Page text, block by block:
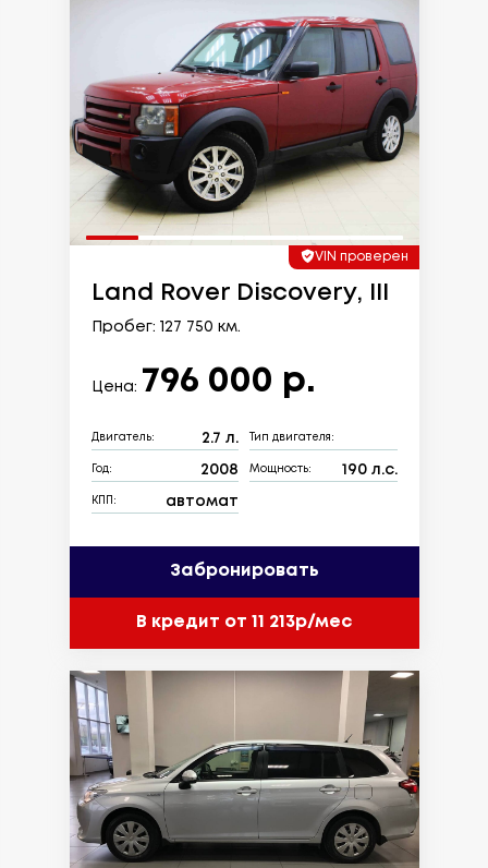
VIN проверен
Land Rover Discovery, III
Пробег: 127 750 км.
Цена: 796 000 р.
Двигатель: 2.7 л. Тип двигателя:
Год: 2008 Мощность: 190 л.с.
КПП: автомат
Забронировать
В кредит от 11 213р/мес